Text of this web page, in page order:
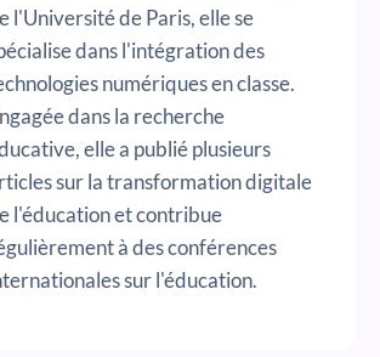
l'Université de Paris, elle se
dans l'intégration des
numériques en classe.
dans la recherche
elle a publié plusieurs
sur la transformation digitale
l'éducation et contribue
à des conférences
sur l'éducation.